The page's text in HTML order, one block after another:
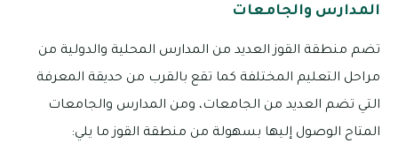
المدارس والجامعات
تضم منطقة القوز العديد من المدارس المحلية والدولية من
مراحل التعليم المختلفة كما تقع بالقرب من حديقة المعرفة
التي تضم العديد من الجامعات، ومن المدارس والجامعات
المتاح الوصول إليها بسهولة من منطقة القوز ما يلي: